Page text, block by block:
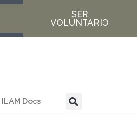
SER
VOLUNTARIO
ILAM Docs